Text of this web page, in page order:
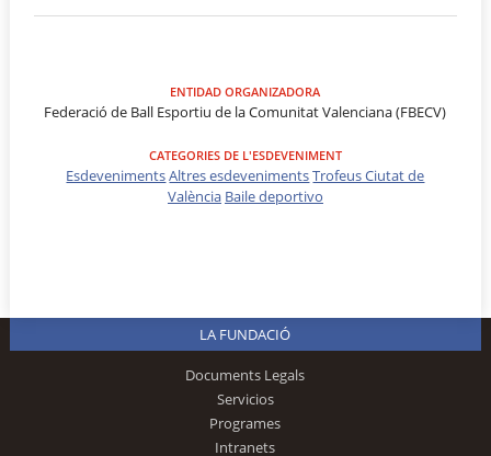
ENTIDAD ORGANIZADORA
Federació de Ball Esportiu de la Comunitat Valenciana (FBECV)
CATEGORIES DE L'ESDEVENIMENT
EsdevenimentsAltres esdevenimentsTrofeus Ciutat de
València Baile deportivo
LA FUNDACIÓ
Documents Legals
Servicios
Programes
Intranets